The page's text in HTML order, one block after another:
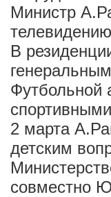
Министр
В
Футбольной
2 марта
детским
совместно